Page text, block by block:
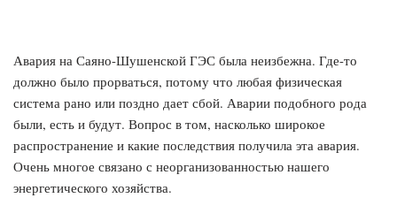
Авария на Саяно-Шушенской ГЭС была неизбежна. Где-то
должно было прорваться, потому что любая физическая
система рано или поздно дает сбой. Аварии подобного рода
были, есть и будут. Вопрос в том, насколько широкое
распространение и какие последствия получила эта авария.
Очень многое связано с неорганизованностью нашего
энергетического хозяйства.